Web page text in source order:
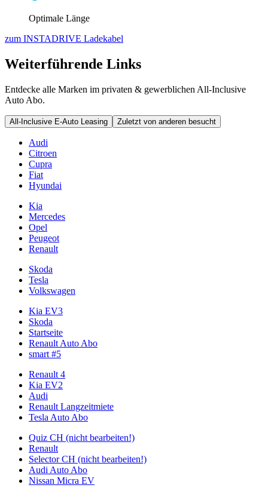
Optimale Länge
zum INSTADRIVE Ladekabel
Weiterführende Links
Entdecke alle Marken im privaten & gewerblichen All-Inclusive
Auto Abo.
All-Inclusive E-Auto Leasing Zuletzt von anderen besucht
Audi
Citroen
Cupra
Fiat
Hyundai
Kia
Mercedes
Opel
Peugeot
Renault
Skoda
Tesla
Volkswagen
Kia EV3
Skoda
Startseite
Renault Auto Abo
smart #5
Renault 4
Kia EV2
Audi
Renault Langzeitmiete
Tesla Auto Abo
Quiz CH (nicht bearbeiten!)
Renault
Selector CH (nicht bearbeiten!)
Audi Auto Abo
Nissan Micra EV